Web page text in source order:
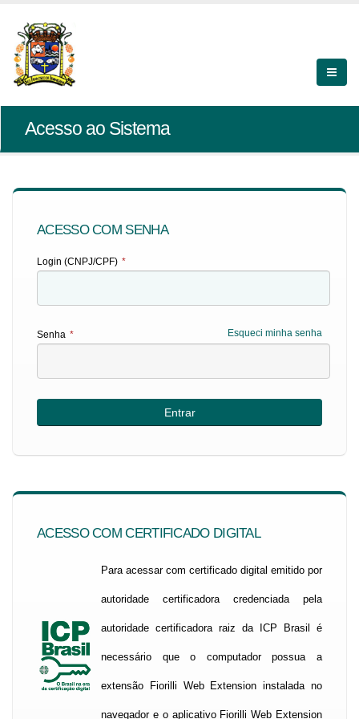
Acesso ao Sistema
ACESSO COM SENHA
Login (CNPJ/CPF) *
Esqueci minha senha
Senha *
ACESSO COM CERTIFICADO DIGITAL
Para acessar com certificado digital emitido por
autoridade certificadora credenciada pela
autoridade certificadora raiz da ICP Brasil é
necessário que o computador possua a
extensão Fiorilli Web Extension instalada no
navegador e o aplicativo Fiorilli Web Extension